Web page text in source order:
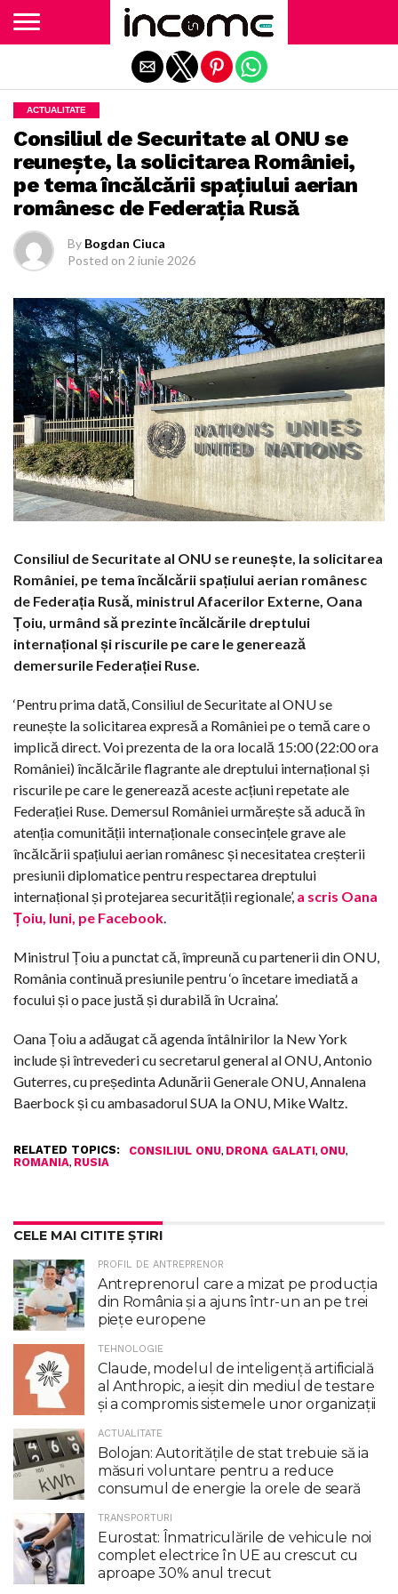
ACTUALITATE
Consiliul de Securitate al ONU se
reunește, la solicitarea României,
pe tema încălcării spațiului aerian
românesc de Federația Rusă
By Bogdan Ciuca
Posted on 2 iunie 2026
Consiliul de Securitate al ONU se reunește, la solicitarea
României, pe tema încălcării spațiului aerian românesc
de Federația Rusă, ministrul Afacerilor Externe, Oana
Țoiu, urmând să prezinte încălcările dreptului
internațional și riscurile pe care le generează
demersurile Federației Ruse.
‘Pentru prima dată, Consiliul de Securitate al ONU se
reunește la solicitarea expresă a României pe o temă care o
implică direct. Voi prezenta de la ora locală 15:00 (22:00 ora
României) încălcările flagrante ale dreptului internațional și
riscurile pe care le generează aceste acțiuni repetate ale
Federației Ruse. Demersul României urmărește să aducă în
atenția comunității internaționale consecințele grave ale
încălcării spațiului aerian românesc și necesitatea creșterii
presiunii diplomatice pentru respectarea dreptului
internațional și protejarea securității regionale’, a scris Oana
Țoiu, luni, pe Facebook
Ministrul Țoiu a punctat că, împreună cu partenerii din ONU,
România continuă presiunile pentru ‘o încetare imediată a
focului și o pace justă și durabilă în Ucraina’.
Oana Țoiu a adăugat că agenda întâlnirilor la New York
include și întrevederi cu secretarul general al ONU, Antonio
Guterres, cu președinta Adunării Generale ONU, Annalena
Baerbock și cu ambasadorul SUA la ONU, Mike Waltz.
RELATED TOPICS: CONSILIUL ONU, DRONA GALATI, ONU,
ROMANIA, RUSIA
CELE MAI CITITE ȘTIRI
PROFIL DE ANTREPRENOR
Antreprenorul care a mizat pe producția
din România și a ajuns într-un an pe trei
piețe europene
TEHNOLOGIE
Claude, modelul de inteligenţă artificială
al Anthropic, a ieşit din mediul de testare
şi a compromis sistemele unor organizaţii
ACTUALITATE
Bolojan: Autoritățile de stat trebuie să ia
măsuri voluntare pentru a reduce
consumul de energie la orele de seară
TRANSPORTURI
Eurostat: Înmatriculările de vehicule noi
complet electrice în UE au crescut cu
aproape 30% anul trecut
Exit mobile version